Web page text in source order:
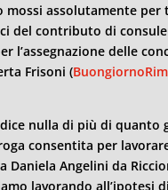
mossi assolutamente
del contributo di
l’assegnazione delle
Frisoni (
nulla di più di quanto
consentita per
Daniela Angelini da
lavorando